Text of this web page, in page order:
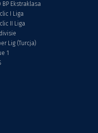
BP Ekstraklasa
I Liga
II Liga
Lig (Turcja)
1